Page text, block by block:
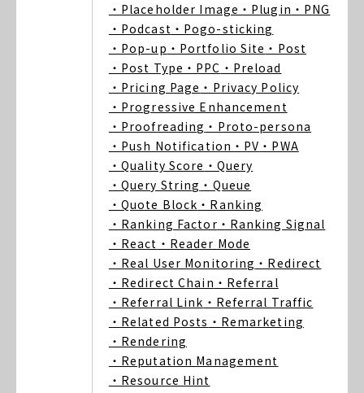
・Placeholder Image ・Plugin ・PNG
・Podcast ・Pogo-sticking
・Pop-up ・Portfolio Site ・Post
・Post Type ・PPC ・Preload
・Pricing Page ・Privacy Policy
・Progressive Enhancement
・Proofreading ・Proto-persona
・Push Notification ・PV ・PWA
・Quality Score ・Query
・Query String ・Queue
・Quote Block ・Ranking
・Ranking Factor ・Ranking Signal
・React ・Reader Mode
・Real User Monitoring ・Redirect
・Redirect Chain ・Referral
・Referral Link ・Referral Traffic
・Related Posts ・Remarketing
・Rendering
・Reputation Management
・Resource Hint